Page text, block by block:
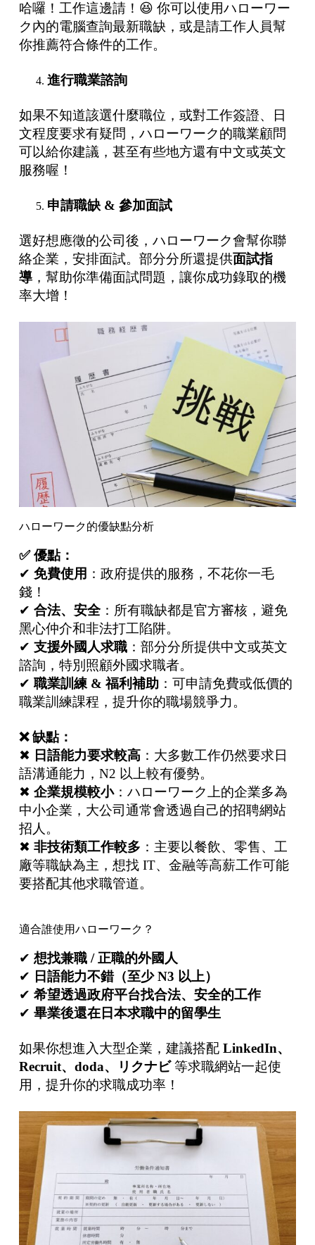
哈囉！工作這邊請！😆 你可以使用ハローワー
ク內的電腦查詢最新職缺，或是請工作人員幫
你推薦符合條件的工作。
進行職業諮詢
如果不知道該選什麼職位，或對工作簽證、日
文程度要求有疑問，ハローワーク的職業顧問
可以給你建議，甚至有些地方還有中文或英文
服務喔！
申請職缺 & 參加面試
選好想應徵的公司後，ハローワーク會幫你聯
絡企業，安排面試。部分分所還提供面試指
導，幫助你準備面試問題，讓你成功錄取的機
率大增！
ハローワーク的優缺點分析
✅ 優點：
✔ 免費使用 ：政府提供的服務，不花你一毛
錢！
✔ 合法、安全：所有職缺都是官方審核，避免
黑心仲介和非法打工陷阱。
✔ 支援外國人求職：部分分所提供中文或英文
諮詢，特別照顧外國求職者。
✔ 職業訓練&福利補助：可申請免費或低價的
職業訓練課程，提升你的職場競爭力。
❌ 缺點：
✖ 日語能力要求較高：大多數工作仍然要求日
語溝通能力，N2 以上較有優勢。
✖ 企業規模較小：ハローワーク上的企業多為
中小企業，大公司通常會透過自己的招聘網站
招人。
✖ 非技術類工作較多 ：主要以餐飲、零售、工
廠等職缺為主，想找 IT、金融等高薪工作可能
要搭配其他求職管道。
適合誰使用ハローワーク？
✔ 想找兼職/ 正職的外國人
✔ 日語能力不錯（至少N3 以上）
✔ 希望透過政府平台找合法、安全的工作
✔ 畢業後還在日本求職中的留學生
如果你想進入大型企業，建議搭配 LinkedIn、
Recruit、doda、リクナビ等求職網站一起使
用，提升你的求職成功率！